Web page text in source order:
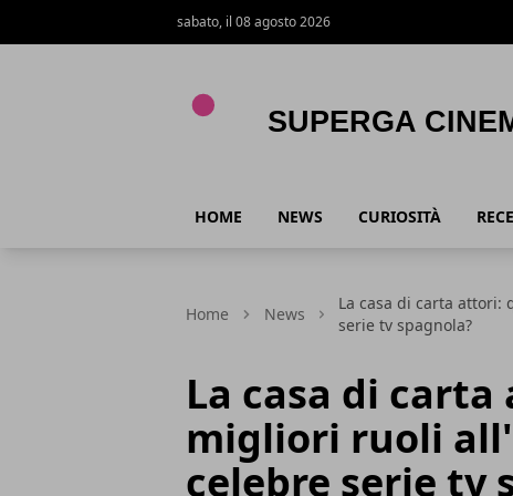
sabato, il 08 agosto 2026
HOME NEWS CURIOSITÀ
Home News
La casa di carta
serie tv spagnola?
La casa di
migliori ruoli
celebre serie tv